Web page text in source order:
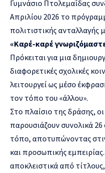
Γυμνάσιο Πτολεμαΐδας
Απριλίου 2026 το
πολιτιστικής ανταλλαγής
«Καρέ-καρέ
Πρόκειται για μια
διαφορετικές σχολικές
λειτουργεί ως μέσο
τον τόπο του «άλλου».
Στο πλαίσιο της δράσης,
παρουσιάζουν συνολικά
τόπο, αποτυπώνοντας
και προσωπικής
αποκλειστικά από